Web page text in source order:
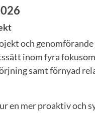
och
inom fyra
samt förnyad
en mer proaktiv